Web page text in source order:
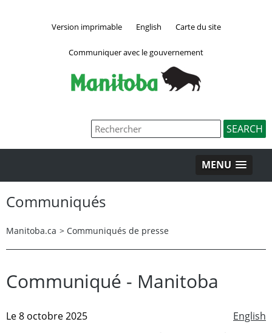
Version imprimable English Carte du site
Communiquer avec le gouvernement
MENU
Communiqués
Manitoba.ca > Communiqués de presse
Communiqué - Manitoba
English
Le 8 octobre 2025